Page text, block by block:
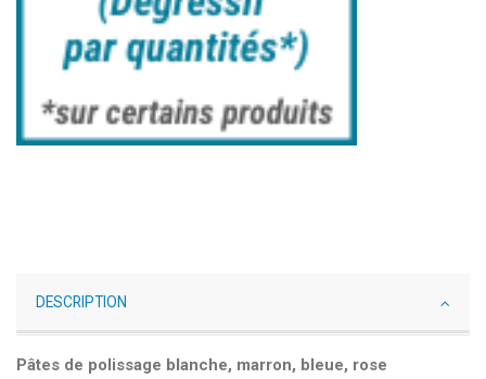
DESCRIPTION
Pâtes de polissage blanche, marron, bleue, rose